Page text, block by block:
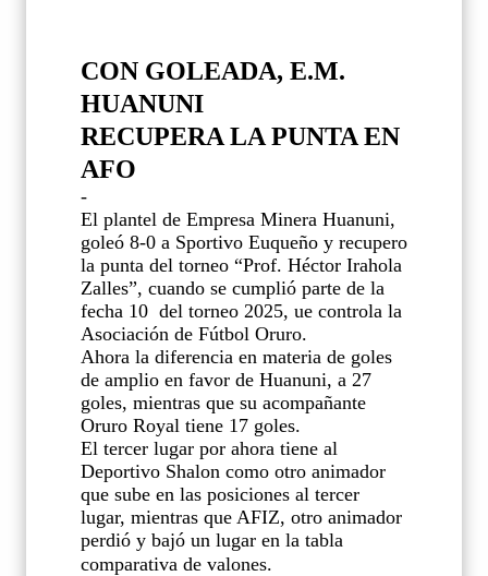
CON GOLEADA, E.M.
HUANUNI
RECUPERA LA PUNTA EN
AFO
-
El plantel de Empresa Minera Huanuni,
goleó 8-0 a Sportivo Euqueño y recupero
la punta del torneo “Prof. Héctor Irahola
Zalles”, cuando se cumplió parte de la
fecha 10 del torneo 2025, ue controla la
Asociación de Fútbol Oruro.
Ahora la diferencia en materia de goles
de amplio en favor de Huanuni, a 27
goles, mientras que su acompañante
Oruro Royal tiene 17 goles.
El tercer lugar por ahora tiene al
Deportivo Shalon como otro animador
que sube en las posiciones al tercer
lugar, mientras que AFIZ, otro animador
perdió y bajó un lugar en la tabla
comparativa de valones.